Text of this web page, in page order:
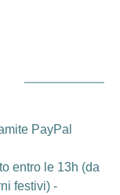
PayPal
entro le 13h (da
festivi) -